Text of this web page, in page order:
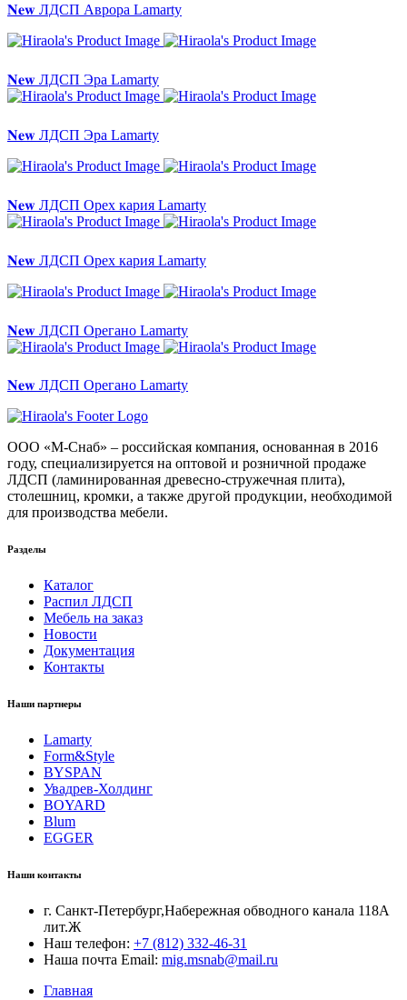
𝐍𝐞𝐰 ЛДСП Аврора Lamarty
𝐍𝐞𝐰 ЛДСП Эра Lamarty
𝐍𝐞𝐰 ЛДСП Эра Lamarty
𝐍𝐞𝐰 ЛДСП Орех кария Lamarty
𝐍𝐞𝐰 ЛДСП Орех кария Lamarty
𝐍𝐞𝐰 ЛДСП Орегано Lamarty
𝐍𝐞𝐰 ЛДСП Орегано Lamarty
ООО «М-Снаб» – российская компания, основанная в 2016
году, специализируется на оптовой и розничной продаже
ЛДСП (ламинированная древесно-стружечная плита),
столешниц, кромки, а также другой продукции, необходимой
для производства мебели.
Разделы
Каталог
Распил ЛДСП
Мебель на заказ
Новости
Документация
Контакты
Наши партнеры
Lamarty
Form&Style
BYSPAN
Увадрев-Холдинг
BOYARD
Blum
EGGER
Наши контакты
г. Санкт-Петербург,Набережная обводного канала 118А
лит.Ж
Наш телефон: +7 (812) 332-46-31
Наша почта Email: mig.msnab@mail.ru
Главная